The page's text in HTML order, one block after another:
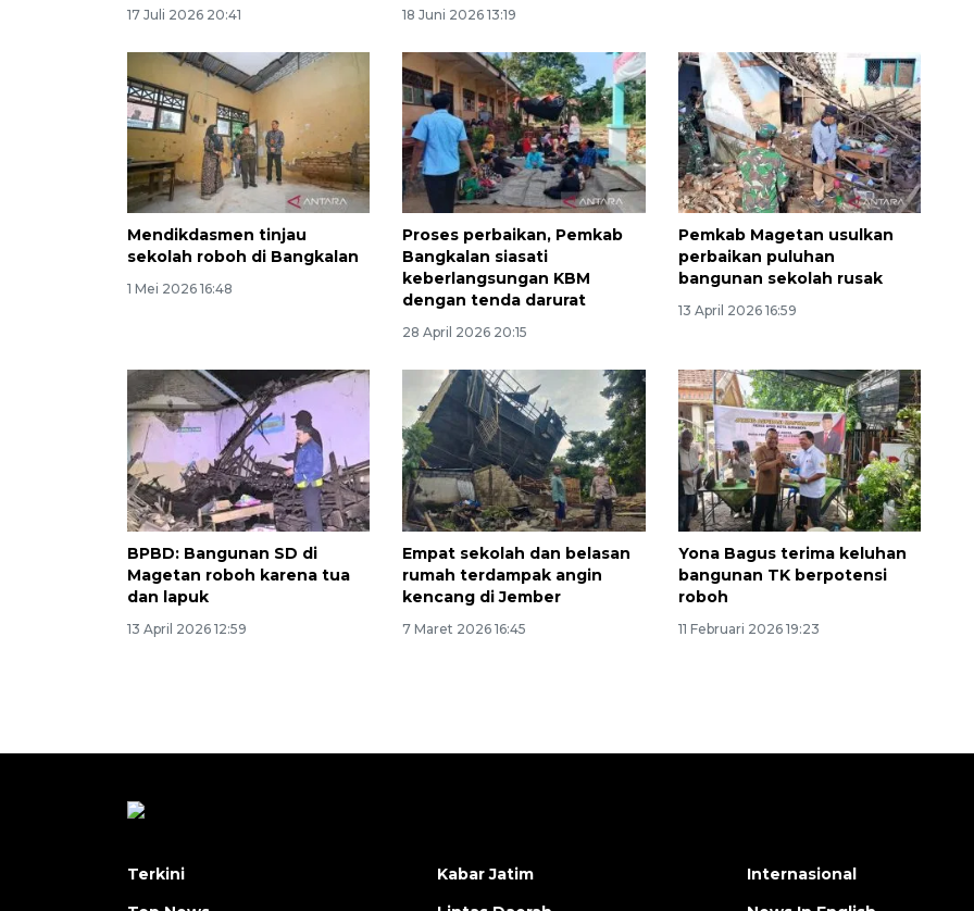
17 Juli 2026 20:41 18 Juni 2026 13:19
Mendikdasmen tinjau
sekolah roboh di Bangkalan
1 Mei 2026 16:48
Proses perbaikan, Pemkab
Bangkalan siasati
keberlangsungan KBM
dengan tenda darurat
28 April 2026 20:15
Pemkab Magetan usulkan
perbaikan puluhan
bangunan sekolah rusak
13 April 2026 16:59
BPBD: Bangunan SD di
Magetan roboh karena tua
dan lapuk
13 April 2026 12:59
Empat sekolah dan belasan
rumah terdampak angin
kencang di Jember
7 Maret 2026 16:45
Yona Bagus terima keluhan
bangunan TK berpotensi
roboh
11 Februari 2026 19:23
Memberantas kejahatan
jalanan Jakarta
2026-08-05 18:00:00
Terkini
Kabar Jatim
Internasional